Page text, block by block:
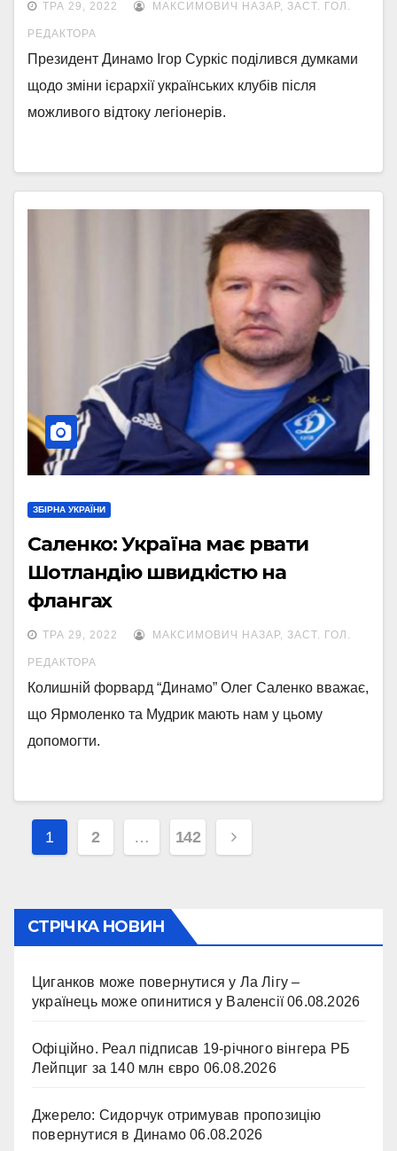
ТРА 29, 2022 МАКСИМОВИЧ НАЗАР, ЗАСТ. ГОЛ.
РЕДАКТОРА
Президент Динамо Ігор Суркіс поділився думками
щодо зміни ієрархії українських клубів після
можливого відтоку легіонерів.
ЗБІРНА УКРАЇНИ
Саленко: Україна має рвати
Шотландію швидкістю на
флангах
ТРА 29, 2022 МАКСИМОВИЧ НАЗАР, ЗАСТ. ГОЛ.
РЕДАКТОРА
Колишній форвард “Динамо” Олег Саленко вважає,
що Ярмоленко та Мудрик мають нам у цьому
допомогти.
Навігація
записів
1 2 … 142
СТРІЧКА НОВИН
Циганков може повернутися у Ла Лігу –
українець може опинитися у Валенсії 06.08.2026
Офіційно. Реал підписав 19-річного вінгера РБ
Лейпциг за 140 млн євро 06.08.2026
Джерело: Сидорчук отримував пропозицію
повернутися в Динамо 06.08.2026